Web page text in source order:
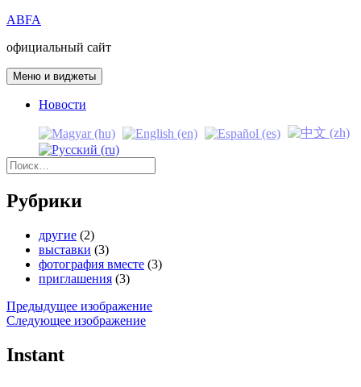
Перейти
содержимому
ABFA
официальный сайт
Меню и виджеты
Новости
Найти:
Рубрики
другие (2)
выставки (3)
фотография вместе (3)
приглашения (3)
Предыдущее изображение
Следующее изображение
Instant